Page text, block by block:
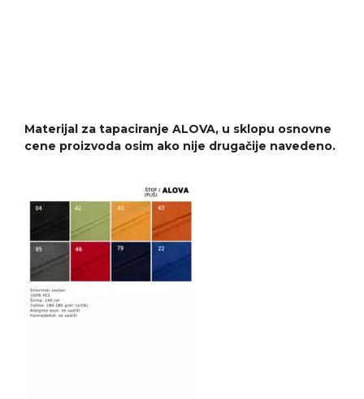
Materijal za tapaciranje ALOVA, u sklopu osnovne
cene proizvoda osim ako nije drugačije navedeno.